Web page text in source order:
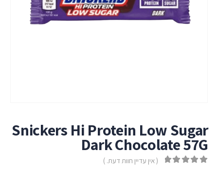
Snickers Hi Protein Low Sugar
Dark Chocolate 57G
( אין עדיין חוות דעת. )